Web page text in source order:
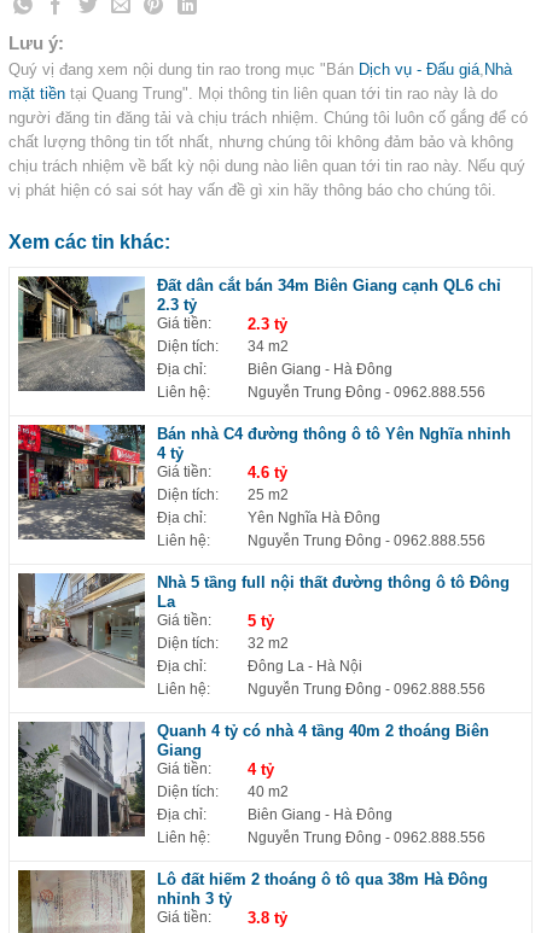
Lưu ý:
Quý vị đang xem nội dung tin rao trong mục "Bán Dịch vụ - Đấu giá, Nhà
mặt tiền tại Quang Trung". Mọi thông tin liên quan tới tin rao này là do
người đăng tin đăng tải và chịu trách nhiệm. Chúng tôi luôn cố gắng để có
chất lượng thông tin tốt nhất, nhưng chúng tôi không đảm bảo và không
chịu trách nhiệm về bất kỳ nội dung nào liên quan tới tin rao này. Nếu quý
vị phát hiện có sai sót hay vấn đề gì xin hãy thông báo cho chúng tôi.
Xem các tin khác:
Đất dân cắt bán 34m Biên Giang cạnh QL6 chỉ
2.3 tỷ
Giá tiền: 2.3 tỷ
Diện tích:
34 m2
Địa chỉ:
Biên Giang - Hà Đông
Liên hệ:
Nguyễn Trung Đông - 0962.888.556
Bán nhà C4 đường thông ô tô Yên Nghĩa nhỉnh
4 tỷ
Giá tiền: 4.6 tỷ
Diện tích:
25 m2
Địa chỉ:
Yên Nghĩa Hà Đông
Liên hệ:
Nguyễn Trung Đông - 0962.888.556
Nhà 5 tầng full nội thất đường thông ô tô Đông
La
Giá tiền: 5 tỷ
Diện tích:
32 m2
Địa chỉ:
Đông La - Hà Nội
Liên hệ:
Nguyễn Trung Đông - 0962.888.556
Quanh 4 tỷ có nhà 4 tầng 40m 2 thoáng Biên
Giang
Giá tiền: 4 tỷ
Diện tích:
40 m2
Địa chỉ:
Biên Giang - Hà Đông
Liên hệ:
Nguyễn Trung Đông - 0962.888.556
Lô đất hiếm 2 thoáng ô tô qua 38m Hà Đông
nhỉnh 3 tỷ
Giá tiền: 3.8 tỷ